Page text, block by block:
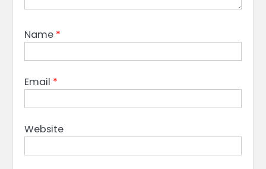
Name *
Email *
Website